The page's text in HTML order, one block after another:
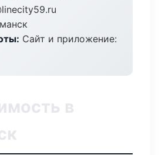
Сайт и приложение:
в